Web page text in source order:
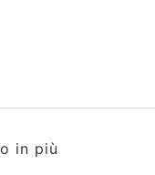
in più